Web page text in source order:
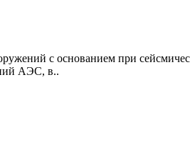
с основанием при
АЭС, в..